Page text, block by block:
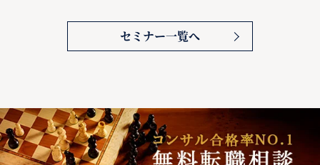
セミナー一覧へ